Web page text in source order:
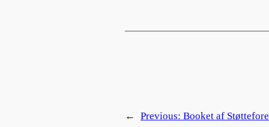
← Previous: Booket af